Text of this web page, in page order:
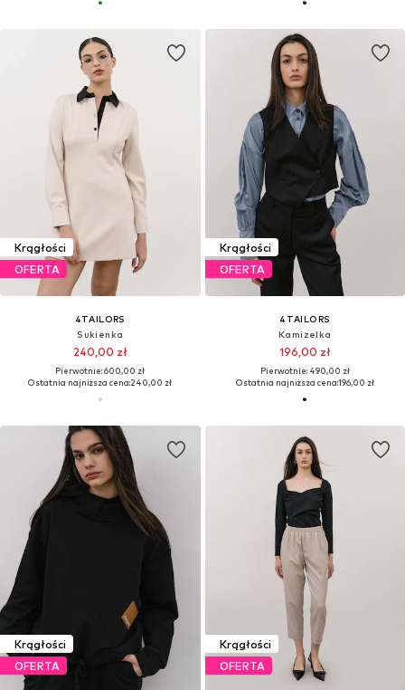
Krągłości
OFERTA
4TAILORS
Sukienka
240,00 zł
Pierwotnie: 600,00 zł
Ostatnia najniższa cena:240,00 zł
Krągłości
OFERTA
4TAILORS
Kamizelka
196,00 zł
Pierwotnie: 490,00 zł
Ostatnia najniższa cena:196,00 zł
Krągłości
OFERTA
Krągłości
OFERTA